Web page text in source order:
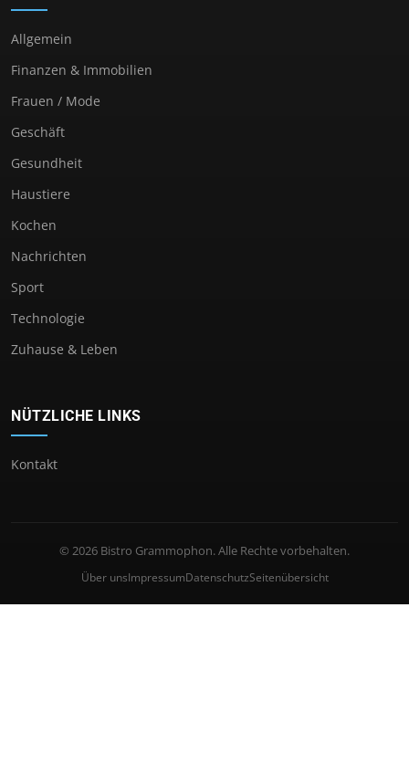
Allgemein
Finanzen & Immobilien
Frauen / Mode
Geschäft
Gesundheit
Haustiere
Kochen
Nachrichten
Sport
Technologie
Zuhause & Leben
NÜTZLICHE LINKS
Kontakt
© 2026 Bistro Grammophon. Alle Rechte vorbehalten.
Über unsImpressumDatenschutzSeitenübersicht